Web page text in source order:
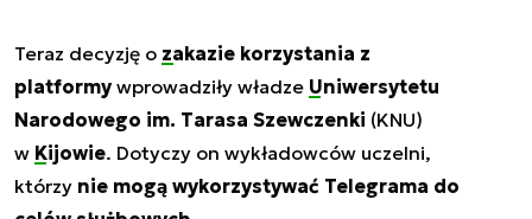
Teraz decyzję o zakazie korzystania z
platformywprowadziły władze Uniwersytetu
Narodowego im. Tarasa Szewczenki (KNU)
w Kijowie. Dotyczy on wykładowców uczelni,
którzy nie mogą wykorzystywać Telegrama do